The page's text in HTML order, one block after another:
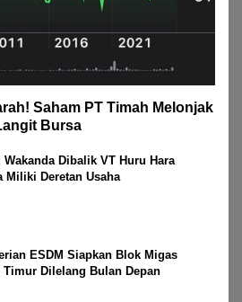
Saham PT Timah Melonjak
Bursa
Dibalik VT Huru Hara
Miliki Deretan Usaha
ESDM Siapkan Blok Migas
Timur Dilelang Bulan Depan